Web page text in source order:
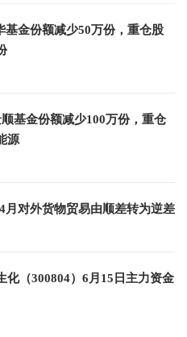
金份额减少50万份，重仓股
基金份额减少100万份，重仓
源
对外货物贸易由顺差转为逆差
化（300804）6月15日主力资金